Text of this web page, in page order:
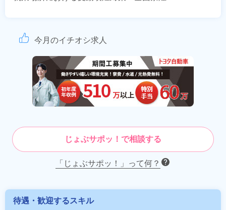
今月のイチオシ求人
じょぶサポッ！で相談する
「じょぶサポッ！」って何？
待遇・歓迎するスキル